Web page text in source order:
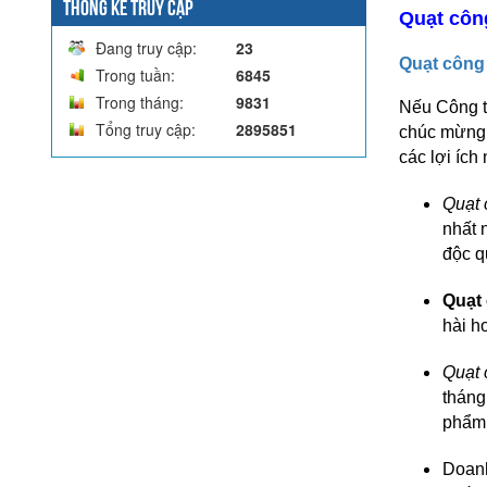
THỐNG KÊ TRUY CẬP
Đang truy cập:
23
Trong tuần:
6845
Trong tháng:
9831
Tổng truy cập:
2895851
Quạt
Quạt
Nếu Công
chúc
các lợi ích
Quạt
nhất
độc
Quạt
hài
Quạt